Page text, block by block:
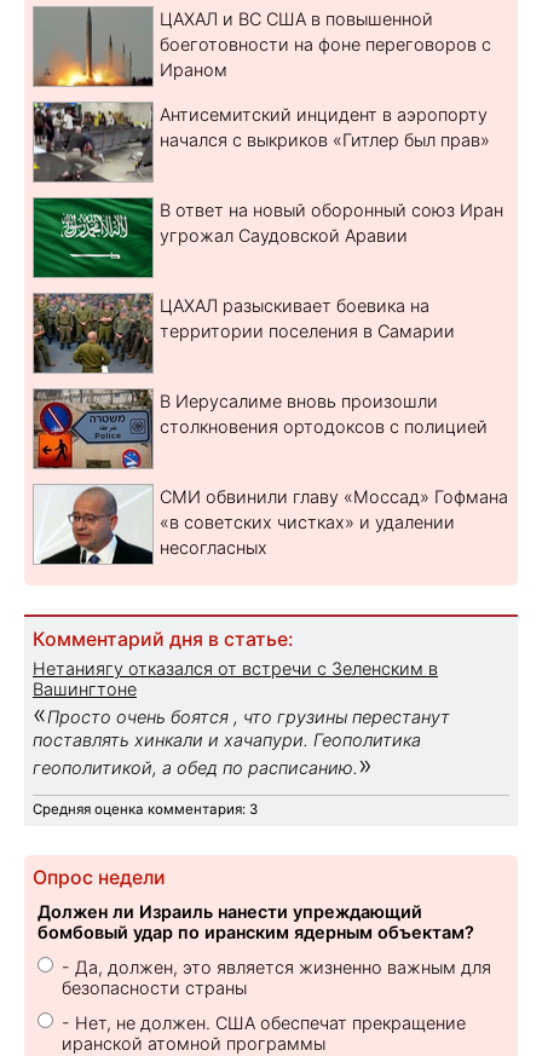
ЦАХАЛ и ВС США в повышенной
боеготовности на фоне переговоров с
Ираном
Антисемитский инцидент в аэропорту
начался с выкриков «Гитлер был прав»
В ответ на новый оборонный союз Иран
угрожал Саудовской Аравии
ЦАХАЛ разыскивает боевика на
территории поселения в Самарии
В Иерусалиме вновь произошли
столкновения ортодоксов с полицией
СМИ обвинили главу «Моссад» Гофмана
«в советских чистках» и удалении
несогласных
Комментарий дня в статье:
Нетаниягу отказался от встречи с Зеленским в
Вашингтоне
«Просто очень боятся , что грузины перестанут
поставлять хинкали и хачапури. Геополитика
геополитикой, а обед по расписанию. »
Средняя оценка комментария: 3
Опрос недели
Должен ли Израиль нанести упреждающий
бомбовый удар по иранским ядерным объектам?
- Да, должен, это является жизненно важным для
безопасности страны
- Нет, не должен. США обеспечат прекращение
иранской атомной программы